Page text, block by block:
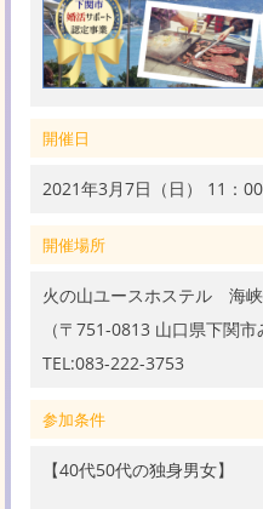
開催日
2021年3月7日（日） 11：00
開催場所
火の山ユースホステル 海
（〒751-0813 山口県下関市
TEL:083-222-3753
参加条件
【40代50代の独身男女】